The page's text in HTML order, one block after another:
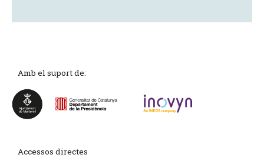
Amb el suport de:
Accessos directes